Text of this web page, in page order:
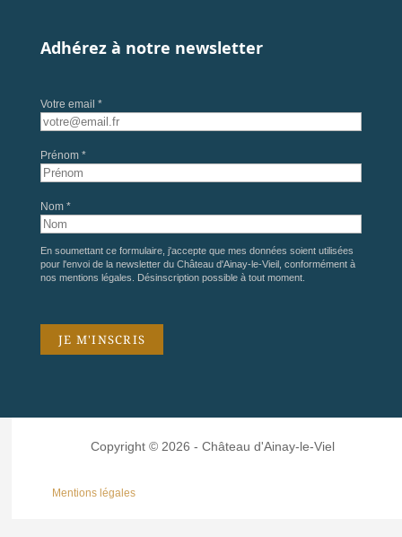
Adhérez à notre newsletter
Votre email *
Prénom *
Nom *
En soumettant ce formulaire, j'accepte que mes données soient utilisées
pour l'envoi de la newsletter du Château d'Ainay-le-Vieil, conformément à
nos mentions légales . Désinscription possible à tout moment.
Copyright © 2026 - Château d'Ainay-le-Viel
Mentions légales